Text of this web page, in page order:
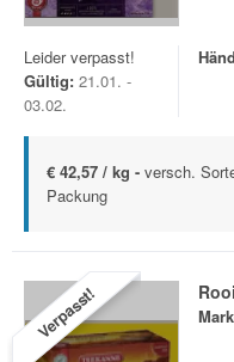
Leider verpasst!
Gültig: 21.01. -
03.02.
€ 42,57 / kg - versch.
Packung
Verpasst!